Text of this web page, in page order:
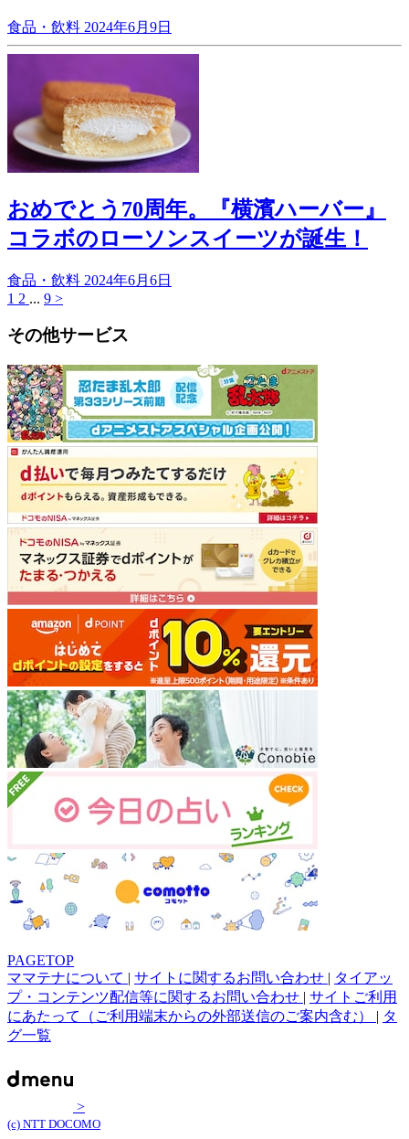
食品・飲料 2024年6月9日
おめでとう70周年。『横濱ハーバー』
コラボのローソンスイーツが誕生！
食品・飲料 2024年6月6日
1 2 ... 9 >
その他サービス
PAGETOP
ママテナについて | サイトに関するお問い合わせ | タイアッ
プ・コンテンツ配信等に関するお問い合わせ | サイトご利用
にあたって（ご利用端末からの外部送信のご案内含む） | タ
グ一覧
>
(c) NTT DOCOMO